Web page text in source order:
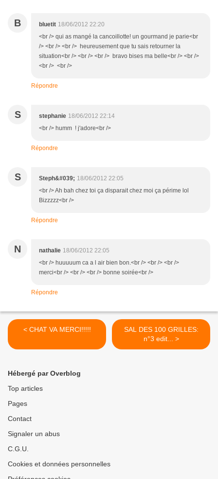
B bluetit 18/06/2012 22:20
<br /> qui as mangé la cancoillotte! un gourmand je parie<br
/> <br /> <br /> heureusement que tu sais retourner la
situation<br /> <br /> <br /> bravo bises ma belle<br /> <br />
<br /> <br />
Répondre
S stephanie 18/06/2012 22:14
<br /> humm ! j'adore<br />
Répondre
S Steph&#039; 18/06/2012 22:05
<br /> Ah bah chez toi ça disparait chez moi ça périme lol
Bizzzzz<br />
Répondre
N nathalie 18/06/2012 22:05
<br /> huuuuum ca a l air bien bon.<br /> <br /> <br />
merci<br /> <br /> <br /> bonne soirée<br />
Répondre
< CHAT VA MERCI!!!!!
SAL DES 100 GRILLES:
n°3 edit... >
Hébergé par Overblog
Top articles
Pages
Contact
Signaler un abus
C.G.U.
Cookies et données personnelles